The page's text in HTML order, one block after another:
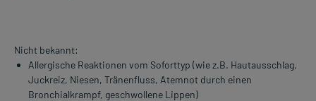
Nicht bekannt:
Allergische Reaktionen vom Soforttyp (wie z.B. Hautausschlag,
Juckreiz, Niesen, Tränenfluss, Atemnot durch einen
Bronchialkrampf, geschwollene Lippen)